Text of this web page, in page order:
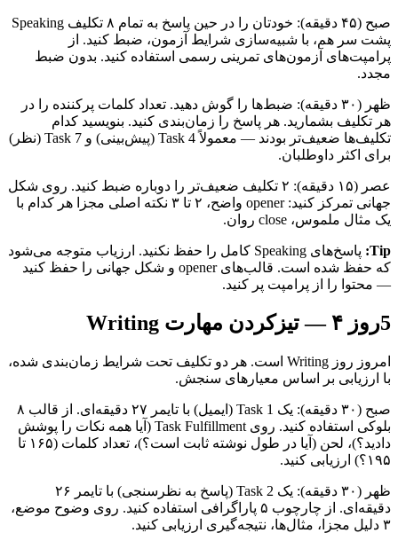
صبح (۴۵ دقیقه): خودتان را در حین پاسخ به تمام ۸ تکلیف Speaking
پشت سر هم، با شبیه‌سازی شرایط آزمون، ضبط کنید. از
پرامپت‌های آزمون‌های تمرینی رسمی استفاده کنید. بدون ضبط
مجدد.
ظهر (۳۰ دقیقه): ضبط‌ها را گوش دهید. تعداد کلمات پرکننده را در
هر تکلیف بشمارید. هر پاسخ را زمان‌بندی کنید. بنویسید کدام
تکلیف‌ها ضعیف‌تر بودند — معمولاً Task 4 (پیش‌بینی) و Task 7 (نظر)
برای اکثر داوطلبان.
عصر (۱۵ دقیقه): ۲ تکلیف ضعیف‌تر را دوباره ضبط کنید. روی شکل
جهانی تمرکز کنید: opener واضح، ۲ تا ۳ نکته اصلی مجزا هر کدام با
یک مثال ملموس، close روان.
Tip:
پاسخ‌های Speaking کامل را حفظ نکنید. ارزیاب متوجه می‌شود
که حفظ شده است. قالب‌های opener و شکل جهانی را حفظ کنید
— محتوا را از پرامپت پر کنید.
5روز ۴ — تیزکردن مهارت Writing
امروز روز Writing است. هر دو تکلیف تحت شرایط زمان‌بندی شده،
با ارزیابی بر اساس معیارهای سنجش.
صبح (۳۰ دقیقه): یک Task 1 (ایمیل) با تایمر ۲۷ دقیقه‌ای. از قالب ۸
بلوکی استفاده کنید. روی Task Fulfillment (آیا همه نکات را پوشش
دادید؟)، لحن (آیا در طول نوشته ثابت است؟)، تعداد کلمات (۱۶۵ تا
۱۹۵؟) ارزیابی کنید.
ظهر (۳۰ دقیقه): یک Task 2 (پاسخ به نظرسنجی) با تایمر ۲۶
دقیقه‌ای. از چارچوب ۵ پاراگرافی استفاده کنید. روی وضوح موضع،
۳ دلیل مجزا، مثال‌ها، نتیجه‌گیری ارزیابی کنید.